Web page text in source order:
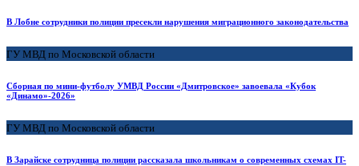
В Лобне сотрудники полиции пресекли нарушения миграционного законодательства
ГУ МВД по Московской области
Сборная по мини-футболу УМВД России «Дмитровское» завоевала «Кубок
«Динамо»-2026»
ГУ МВД по Московской области
В Зарайске сотрудница полиции рассказала школьникам о современных схемах IT-